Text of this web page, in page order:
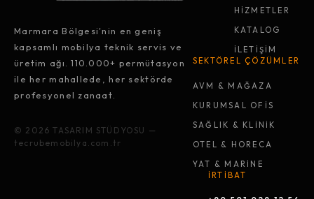
Marmara Bölgesi'nin en geniş
kapsamlı mobilya teknik servis ve
üretim ağı. 110.000+ permütasyon
ile her mahallede, her sektörde
profesyonel zanaat.
© 2026 TASARIM STÜDYOSU —
tecrubemobilya.com.tr
HİZMETLER
KATALOG
İLETİŞİM
SEKTÖREL ÇÖZÜMLER
AVM & MAĞAZA
KURUMSAL OFİS
SAĞLIK & KLİNİK
OTEL & HORECA
YAT & MARİNE
İRTİBAT